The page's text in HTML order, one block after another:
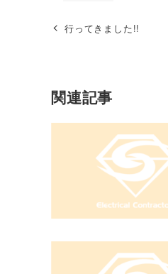
行ってきました!!
関連記事